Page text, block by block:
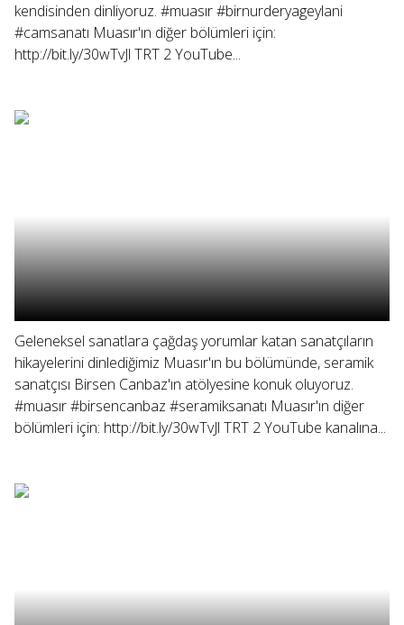
kendisinden dinliyoruz. #muasır #birnurderyageylani
#camsanatı Muasır'ın diğer bölümleri için:
http://bit.ly/30wTvJl TRT 2 YouTube...
Geleneksel sanatlara çağdaş yorumlar katan sanatçıların
hikayelerini dinlediğimiz Muasır'ın bu bölümünde, seramik
sanatçısı Birsen Canbaz'ın atölyesine konuk oluyoruz.
#muasır #birsencanbaz #seramiksanatı Muasır'ın diğer
bölümleri için: http://bit.ly/30wTvJl TRT 2 YouTube kanalına...